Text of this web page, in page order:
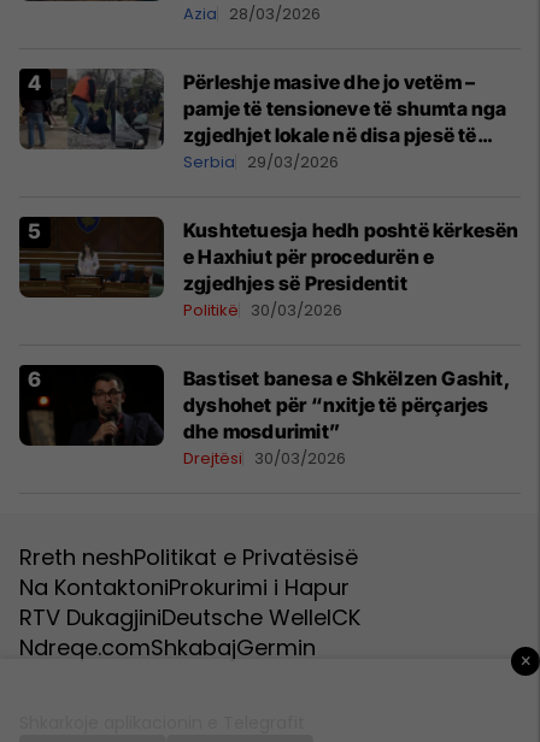
Azia 28/03/2026
Përleshje masive dhe jo vetëm –
pamje të tensioneve të shumta nga
zgjedhjet lokale në disa pjesë të
Serbisë
Serbia 29/03/2026
Kushtetuesja hedh poshtë kërkesën
e Haxhiut për procedurën e
zgjedhjes së Presidentit
Politikë 30/03/2026
Bastiset banesa e Shkëlzen Gashit,
dyshohet për “nxitje të përçarjes
dhe mosdurimit”
Drejtësi 30/03/2026
Rreth neshPolitikat e Privatësisë
Na KontaktoniProkurimi i Hapur
RTV DukagjiniDeutsche WelleICK
Ndreqe.comShkabajGermin ×